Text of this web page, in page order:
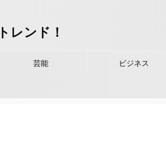
レンド！
芸能 ビジネス